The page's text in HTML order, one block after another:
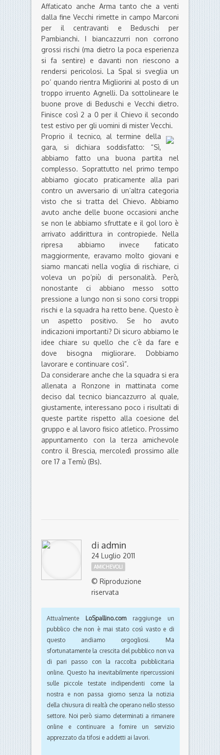
Affaticato anche Arma tanto che a venti
dalla fine Vecchi rimette in campo Marconi
per il centravanti e Beduschi per
Pambianchi. I biancazzurri non corrono
grossi rischi (ma dietro la poca esperienza
si fa sentire) e davanti non riescono a
rendersi pericolosi. La Spal si sveglia un
po’ quando rientra Migliorini al posto di un
troppo irruento Agnelli. Da sottolineare le
buone prove di Beduschi e Vecchi dietro.
Finisce così 2 a 0 per il Chievo il secondo
test estivo per gli uomini di mister Vecchi.
Proprio il tecnico, al termine della
gara, si dichiara soddisfatto: “Sì,
abbiamo fatto una buona partita nel
complesso. Soprattutto nel primo tempo
abbiamo giocato praticamente alla pari
contro un avversario di un’altra categoria
visto che si tratta del Chievo. Abbiamo
avuto anche delle buone occasioni anche
se non le abbiamo sfruttate e il gol loro è
arrivato addirittura in contropiede. Nella
ripresa abbiamo invece faticato
maggiormente, eravamo molto giovani e
siamo mancati nella voglia di rischiare, ci
voleva un po’più di personalità. Però,
nonostante ci abbiano messo sotto
pressione a lungo non si sono corsi troppi
rischi e la squadra ha retto bene. Questo è
un aspetto positivo. Se ho avuto
indicazioni importanti? Di sicuro abbiamo le
idee chiare su quello che c’è da fare e
dove bisogna migliorare. Dobbiamo
lavorare e continuare così”.
Da considerare anche che la squadra si era
allenata a Ronzone in mattinata come
deciso dal tecnico biancazzurro al quale,
giustamente, interessano poco i risultati di
queste partite rispetto alla coesione del
gruppo e al lavoro fisico atletico. Prossimo
appuntamento con la terza amichevole
contro il Brescia, mercoledì prossimo alle
ore 17 a Temù (Bs).
di admin
24 Luglio 2011
AMICHEVOLI
© Riproduzione
riservata
Attualmente LoSpallino.comraggiunge un
pubblico che non è mai stato così vasto e di
questo andiamo orgogliosi. Ma
sfortunatamente la crescita del pubblico non va
di pari passo con la raccolta pubblicitaria
online. Questo ha inevitabilmente ripercussioni
sulle piccole testate indipendenti come la
nostra e non passa giorno senza la notizia
della chiusura di realtà che operano nello stesso
settore. Noi però siamo determinati a rimanere
online e continuare a fornire un servizio
apprezzato da tifosi e addetti ai lavori.